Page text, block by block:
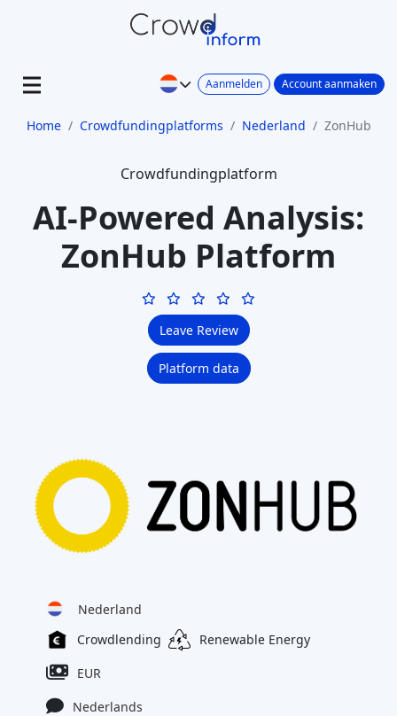
Aanmelden Account aanmaken
Home Crowdfundingplatforms Nederland ZonHub
Crowdfundingplatform
AI-Powered Analysis:
ZonHub Platform
Leave Review
Platform data
Nederland
Crowdlending
Renewable Energy
EUR
Nederlands